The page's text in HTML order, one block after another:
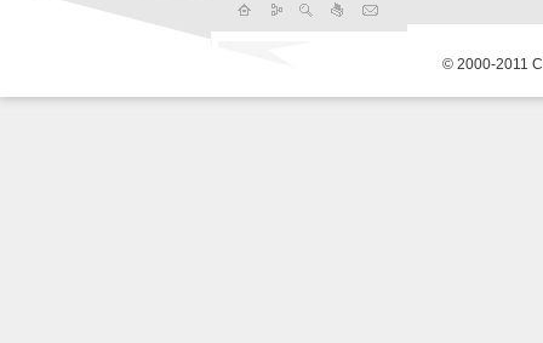
© 2000-2011